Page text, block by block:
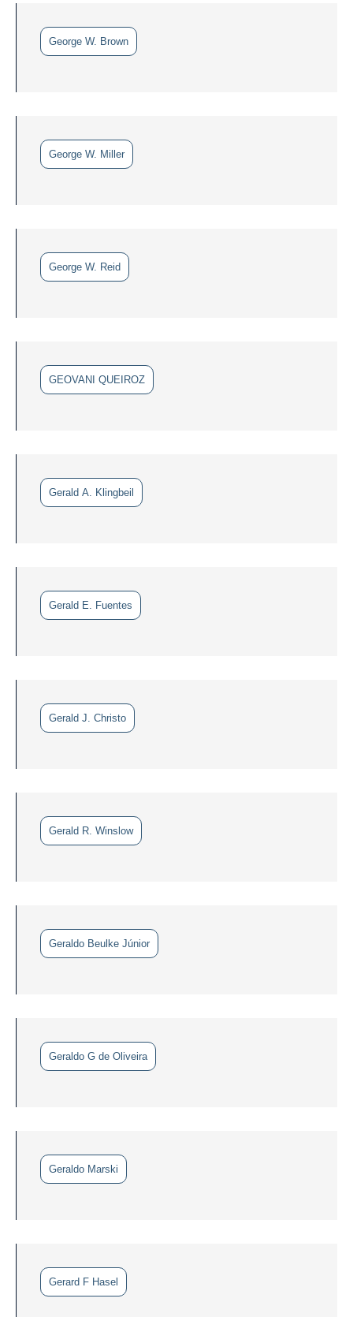
George W. Brown
George W. Miller
George W. Reid
GEOVANI QUEIROZ
Gerald A. Klingbeil
Gerald E. Fuentes
Gerald J. Christo
Gerald R. Winslow
Geraldo Beulke Júnior
Geraldo G de Oliveira
Geraldo Marski
Gerard F Hasel